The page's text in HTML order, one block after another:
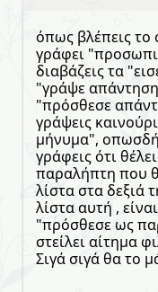
όπως βλέπεις
γράφει
διαβάζεις τα
"γράψε
"πρόσθεσε
γράψεις
μήνυμα",
γράφεις ότι
παραλήπτη που
λίστα στα δεξιά
λίστα αυτή ,
"πρόσθεσε ως
στείλει αίτημα
Σιγά σιγά θα το